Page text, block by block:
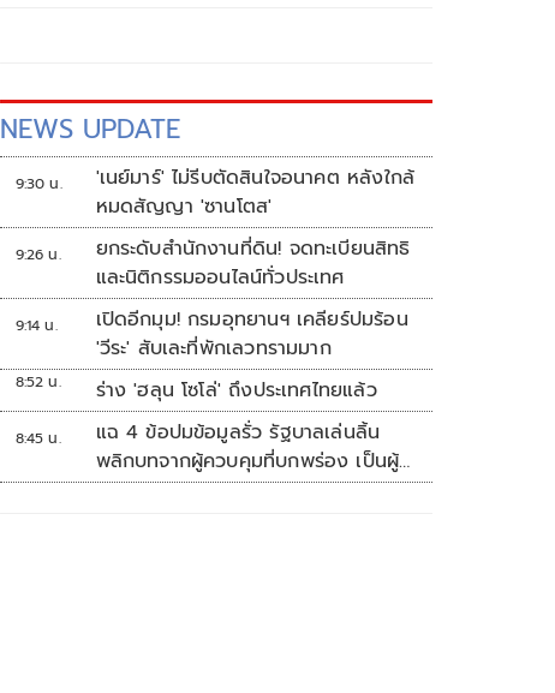
NEWS UPDATE
9:30 น.
'เนย์มาร์' ไม่รีบตัดสินใจอนาคต หลังใกล้
หมดสัญญา 'ซานโตส'
9:26 น.
ยกระดับสำนักงานที่ดิน! จดทะเบียนสิทธิ
และนิติกรรมออนไลน์ทั่วประเทศ
9:14 น.
เปิดอีกมุม! กรมอุทยานฯ เคลียร์ปมร้อน
'วีระ' สับเละที่พักเลวทรามมาก
8:52 น. ร่าง 'ฮลุน โซโล่' ถึงประเทศไทยแล้ว
8:45 น.
แฉ 4 ข้อปมข้อมูลรั่ว รัฐบาลเล่นลิ้น
พลิกบทจากผู้ควบคุมที่บกพร่อง เป็นผู้
เสียหายขู่ฟ้องคนเอาความจริงมาพูด